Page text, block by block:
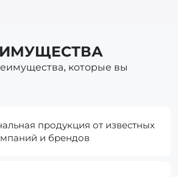
которые вы
продукция от известных
и брендов